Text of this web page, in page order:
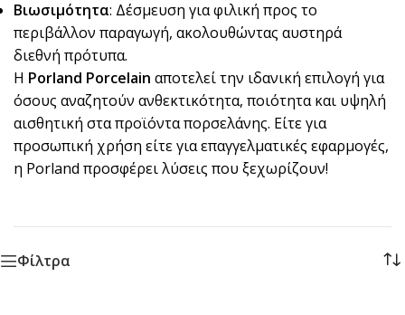
Βιωσιμότητα: Δέσμευση για φιλική προς το
περιβάλλον παραγωγή, ακολουθώντας αυστηρά
διεθνή πρότυπα.
Η Porland Porcelain αποτελεί την ιδανική επιλογή για
όσους αναζητούν ανθεκτικότητα, ποιότητα και υψηλή
αισθητική στα προϊόντα πορσελάνης. Είτε για
προσωπική χρήση είτε για επαγγελματικές εφαρμογές,
η Porland προσφέρει λύσεις που ξεχωρίζουν!
Φίλτρα